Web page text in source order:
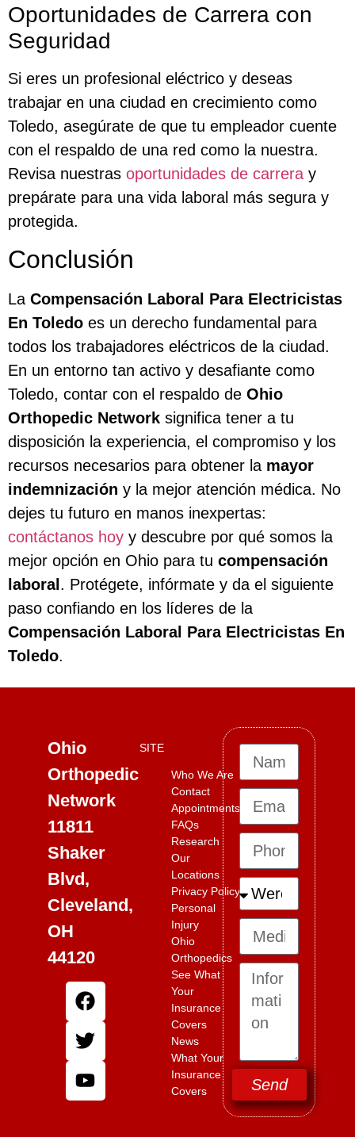
Oportunidades de Carrera con
Seguridad
Si eres un profesional eléctrico y deseas
trabajar en una ciudad en crecimiento como
Toledo, asegúrate de que tu empleador cuente
con el respaldo de una red como la nuestra.
Revisa nuestras oportunidades de carrera y
prepárate para una vida laboral más segura y
protegida.
Conclusión
La Compensación Laboral Para Electricistas
En Toledo es un derecho fundamental para
todos los trabajadores eléctricos de la ciudad.
En un entorno tan activo y desafiante como
Toledo, contar con el respaldo de Ohio
Orthopedic Network significa tener a tu
disposición la experiencia, el compromiso y los
recursos necesarios para obtener la mayor
indemnización y la mejor atención médica. No
dejes tu futuro en manos inexpertas:
contáctanos hoy y descubre por qué somos la
mejor opción en Ohio para tu compensación
laboral . Protégete, infórmate y da el siguiente
paso confiando en los líderes de la
Compensación Laboral Para Electricistas En
Toledo.
Ohio
Orthopedic
Network
11811
Shaker
Blvd,
Cleveland,
OH
44120
SITE
Who We Are
Contact
Appointments
FAQs
Research
Our
Locations
Privacy Policy
Personal
Injury
Ohio
Orthopedics
See What
Your
Insurance
Covers
News
What Your
Insurance
Covers
Send